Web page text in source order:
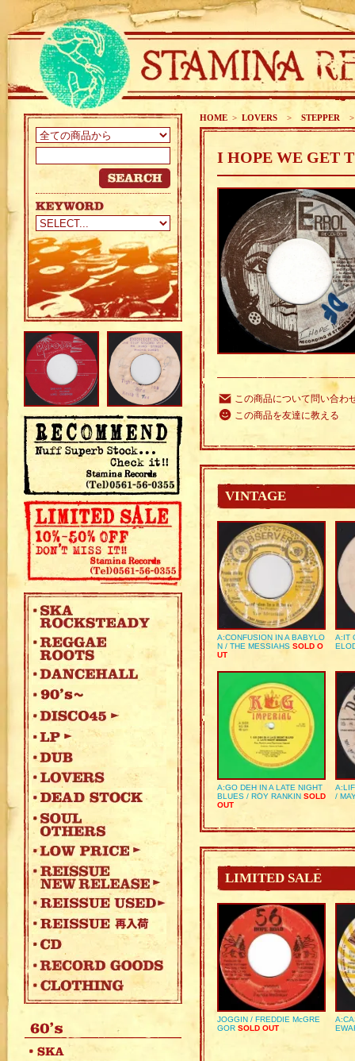
HOME > LOVERS > STEPPER
I HOPE WE GET
この商品について問い合わ
この商品を友達に教える
VINTAGE
A:CONFUSION IN A BABYLO
N / THE MESSIAHS SOLD O
UT
A:IT
A:GO DEH IN A LATE NIGHT
BLUES / ROY RANKIN SOLD
OUT
/
LIMITED SALE
JOGGIN / FREDDIE McGRE
GOR SOLD OUT